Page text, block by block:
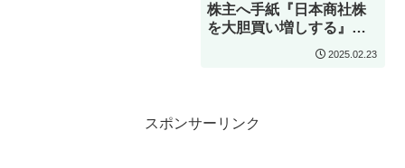
株主へ手紙『日本商社株
を大胆買い増しする』そ
の背景と今後の展開を徹
2025.02.23
スポンサーリンク